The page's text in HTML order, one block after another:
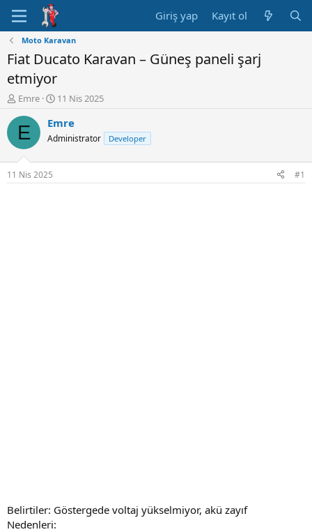
Giriş yap Kayıt ol
Moto Karavan
Fiat Ducato Karavan – Güneş paneli şarj
etmiyor
K
n
u
y
u
B
a
Emre
B
ş
l
n
ı
11 Nis 2025
E Emre
Administrator Developer
11 Nis 2025 #1
Belirtiler: Göstergede voltaj yükselmiyor, akü zayıf
Nedenleri: